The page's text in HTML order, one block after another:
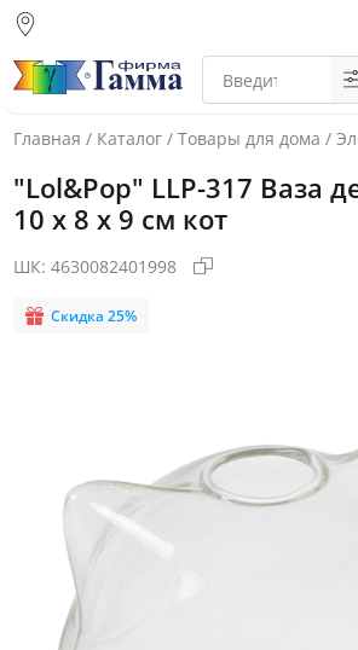
склад)
Санкт-Петербург
Екатеринбург
Главная / Каталог / Товары для дома /
"Lol&Pop" LLP-317 Ваза
10 х 8 х 9 см кот
ШК: 4630082401998
Скидка 25%